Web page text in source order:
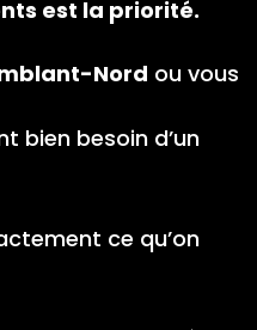
est la priorité.
Nord ou vous
bien besoin d’un
ce qu’on